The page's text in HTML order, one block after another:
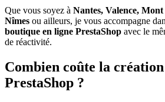
Que vous soyez à Nantes, Valence,
Nîmes ou ailleurs, je vous accompagne
boutique en ligne PrestaShop avec le
de réactivité.
Combien coûte la
PrestaShop ?